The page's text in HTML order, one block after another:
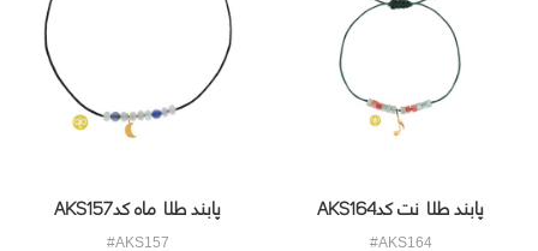
پابند طلا نت کدAKS164
#AKS164
پابند طلا ماه کدAKS157
#AKS157